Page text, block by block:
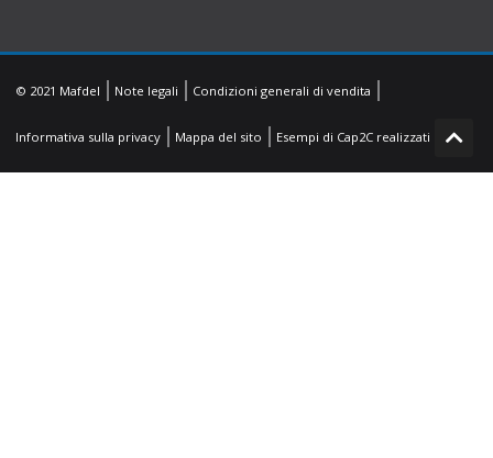
© 2021 Mafdel Note legali Condizioni generali di vendita
Informativa sulla privacy Mappa del sito Esempi di Cap2C realizzati